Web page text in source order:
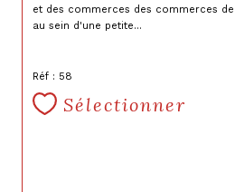
et des commerces des commerces
au sein d'une petite...
Réf : 58
Sélectionner